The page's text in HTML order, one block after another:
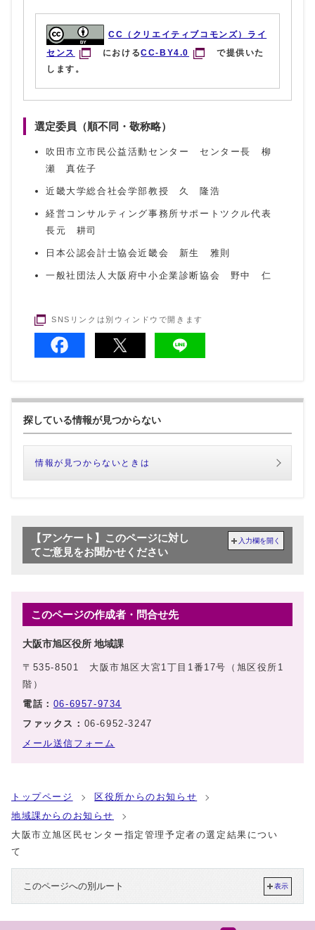
CC（クリエイティブコモンズ）ライ
センス
におけるCC-BY4.0
で提供いた
します。
選定委員（順不同・敬称略）
吹田市立市民公益活動センター センター長 柳
瀬 真佐子
近畿大学総合社会学部教授 久 隆浩
経営コンサルティング事務所サポートツクル代表
長元 耕司
日本公認会計士協会近畿会 新生 雅則
一般社団法人大阪府中小企業診断協会 野中 仁
SNSリンクは別ウィンドウで開きます
探している情報が見つからない
情報が見つからないときは
【アンケート】このページに対し
てご意見をお聞かせください
入力欄を開く
このページの作成者・問合せ先
大阪市旭区役所 地域課
〒535-8501 大阪市旭区大宮1丁目1番17号（旭区役所1
階）
電話： 06-6957-9734
ファックス： 06-6952-3247
メール送信フォーム
トップページ
区役所からのお知らせ
地域課からのお知らせ
大阪市立旭区民センター指定管理予定者の選定結果につい
て
このページへの別ルート 表示